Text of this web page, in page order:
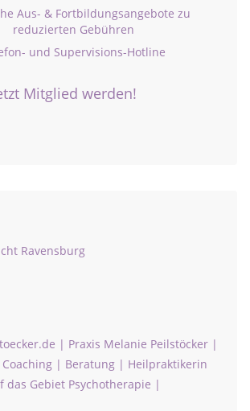
Aus- & Fortbildungsangebote zu
reduzierten Gebühren
und Supervisions-Hotline
Mitglied werden!
Ravensburg
| Praxis Melanie Peilstöcker |
| Beratung | Heilpraktikerin
das Gebiet Psychotherapie |